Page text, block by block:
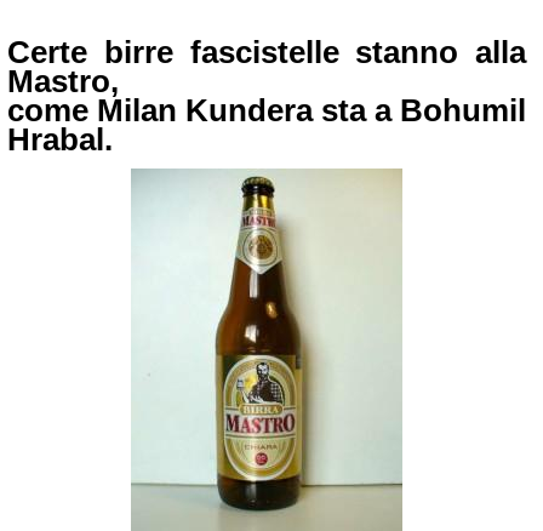
Certe birre fascistelle stanno alla
Mastro,
come Milan Kundera sta a Bohumil
Hrabal.